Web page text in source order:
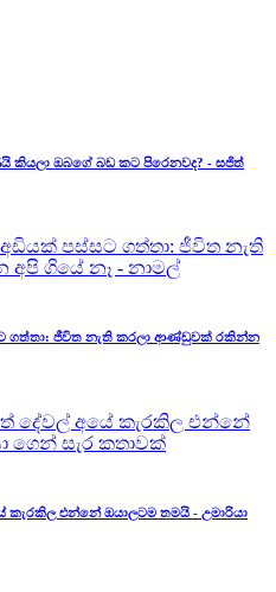
කියලා ඔබගේ බඩ කට පිරෙනවද? - සජිත්
ගත්තා: ජීවිත නැති කරලා ආණ්ඩුවක් රකින්න
කැරකිල එන්නේ ඔයාලටම තමයි - උමාරියා